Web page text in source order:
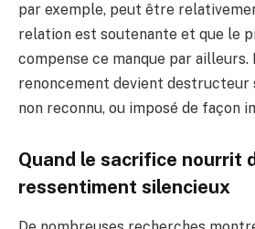
par exemple, peut être
relation est soutenante et que le
compense ce manque par ailleurs.
renoncement devient destructeur
non reconnu, ou imposé de façon
Quand le sacrifice nourrit
ressentiment silencieux